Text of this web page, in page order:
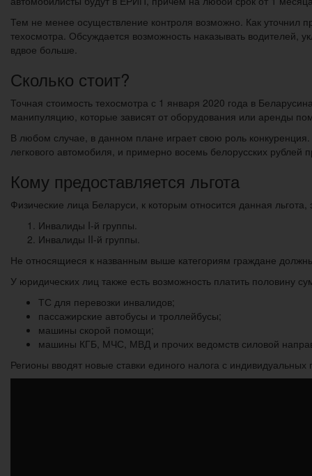
Тем не менее осуществление контроля возможно. Как уточнил
техосмотра. Обсуждается возможность наказывать
вдвое больше.
Сколько стоит?
Точная стоимость техосмотра с 1 января 2020 года в
манипуляцию, которые зависят от оборудования или аренды
В любом случае, в данном плане играет свою роль
легкового автомобиля, и примерно восемь белорусских рублей
Кому предоставляется льгота
Физические лица Беларуси, к которым относится данная льгота,
Инвалиды I-й группы.
Инвалиды II-й группы.
Не относящиеся к названным выше категориям граждане
У юридических лиц также есть возможность платить половину
ТС для перевозки инвалидов;
пассажирские автобусы и троллейбусы;
машины скорой помощи;
машины КГБ, МЧС, МВД и прочих ведомств силовой
Регионы вводят новые ставки единого налога с